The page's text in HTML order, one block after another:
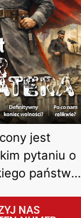
jest
pytaniu o
państwa,
NAS